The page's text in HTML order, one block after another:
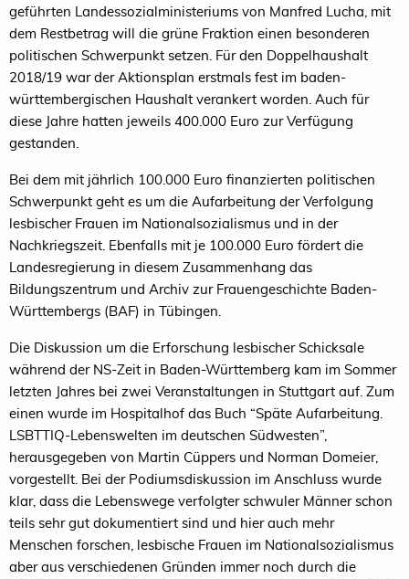
geführten Landessozialministeriums von Manfred Lucha, mit
dem Restbetrag will die grüne Fraktion einen besonderen
politischen Schwerpunkt setzen. Für den Doppelhaushalt
2018/19 war der Aktionsplan erstmals fest im baden-
württembergischen Haushalt verankert worden. Auch für
diese Jahre hatten jeweils 400.000 Euro zur Verfügung
gestanden.
Bei dem mit jährlich 100.000 Euro finanzierten politischen
Schwerpunkt geht es um die Aufarbeitung der Verfolgung
lesbischer Frauen im Nationalsozialismus und in der
Nachkriegszeit. Ebenfalls mit je 100.000 Euro fördert die
Landesregierung in diesem Zusammenhang das
Bildungszentrum und Archiv zur Frauengeschichte Baden-
Württembergs (BAF) in Tübingen.
Die Diskussion um die Erforschung lesbischer Schicksale
während der NS-Zeit in Baden-Württemberg kam im Sommer
letzten Jahres bei zwei Veranstaltungen in Stuttgart auf. Zum
einen wurde im Hospitalhof das Buch “Späte Aufarbeitung.
LSBTTIQ-Lebenswelten im deutschen Südwesten”,
herausgegeben von Martin Cüppers und Norman Domeier,
vorgestellt. Bei der Podiumsdiskussion im Anschluss wurde
klar, dass die Lebenswege verfolgter schwuler Männer schon
teils sehr gut dokumentiert sind und hier auch mehr
Menschen forschen, lesbische Frauen im Nationalsozialismus
aber aus verschiedenen Gründen immer noch durch die